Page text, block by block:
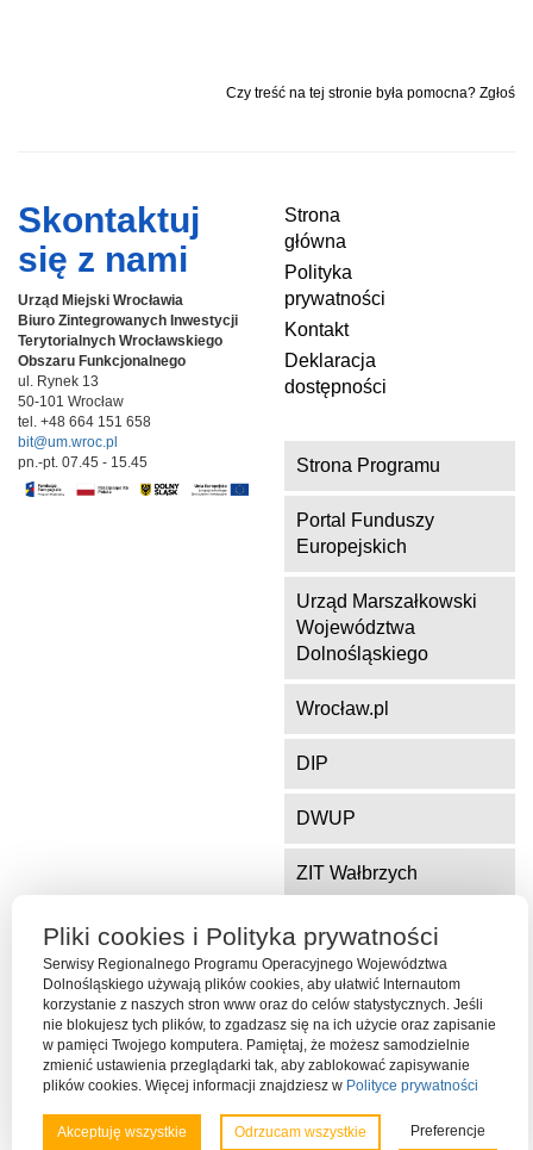
Czy treść na tej stronie była pomocna? Zgłoś
Skontaktuj
się z nami
Urząd Miejski Wrocławia
Biuro Zintegrowanych Inwestycji
Terytorialnych Wrocławskiego
Obszaru Funkcjonalnego
ul. Rynek 13
50-101 Wrocław
tel. +48 664 151 658
bit@um.wroc.pl
pn.-pt. 07.45 - 15.45
Strona
główna
Polityka
prywatności
Kontakt
Deklaracja
dostępności
Strona Programu
Portal Funduszy
Europejskich
Urząd Marszałkowski
Województwa
Dolnośląskiego
Wrocław.pl
DIP
DWUP
ZIT Wałbrzych
ZIT Jelenia Góra
Serwis współfinansowany ze środków Funduszu Spójności Unii
Europejskiej w ramach Programu Operacyjnego Pomoc Techniczna
2014-2020
Pliki cookies i Polityka prywatności
Serwisy Regionalnego Programu Operacyjnego Województwa
Dolnośląskiego używają plików cookies, aby ułatwić Internautom
korzystanie z naszych stron www oraz do celów statystycznych. Jeśli
nie blokujesz tych plików, to zgadzasz się na ich użycie oraz zapisanie
w pamięci Twojego komputera. Pamiętaj, że możesz samodzielnie
zmienić ustawienia przeglądarki tak, aby zablokować zapisywanie
plików cookies. Więcej informacji znajdziesz w Polityce prywatności
Akceptuję wszystkie Odrzucam wszystkie Preferencje